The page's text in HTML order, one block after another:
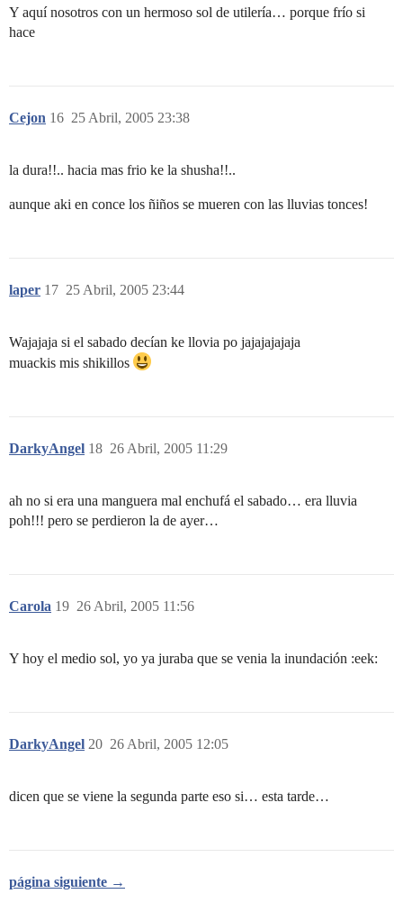
Y aquí nosotros con un hermoso sol de utilería… porque frío si
hace
Cejon 25 Abril, 2005 23:38
16
la dura!!.. hacia mas frio ke la shusha!!..
aunque aki en conce los ñiños se mueren con las lluvias tonces!
laper 25 Abril, 2005 23:44
17
Wajajaja si el sabado decían ke llovia po jajajajajaja
muackis mis shikillos
DarkyAngel 26 Abril, 2005 11:29
18
ah no si era una manguera mal enchufá el sabado… era lluvia
poh!!! pero se perdieron la de ayer…
Carola 26 Abril, 2005 11:56
19
Y hoy el medio sol, yo ya juraba que se venia la inundación :eek:
DarkyAngel 26 Abril, 2005 12:05
20
dicen que se viene la segunda parte eso si… esta tarde…
página siguiente →